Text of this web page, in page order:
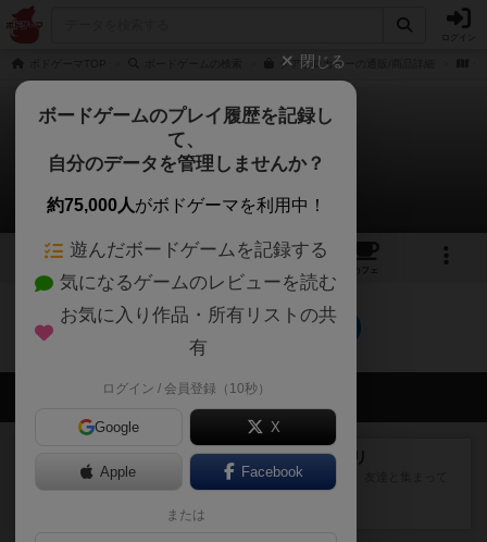
クアドロカラーの通販/商品詳細
クアドロカラー
0件の動画
4 6
カフェ
クアドロカラーのトップに戻る
会員の新しい投稿
ナンジャモンジャ・ミドリ
私は吃音を持っているのですが、友達と集まって
このゲームをした際、3ゲー...
約2時間前
閉じる
ボードゲームのプレイ履歴を記録し
て、
自分のデータを管理しませんか？
約75,000人がボドゲーマを利用中！
遊んだボードゲームを記録する
気になるゲームのレビューを読む
お気に入り作品・所有リストの共
有
ログイン / 会員登録（10秒）
Google X
Apple Facebook
または